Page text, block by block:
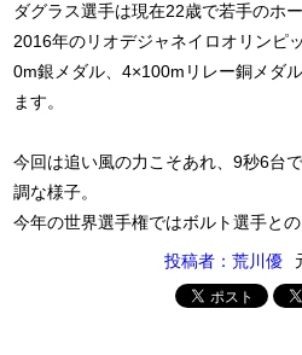
ダグラス選手は現在22歳で若手のホ
2016年のリオデジャネイロオリンピ
0m銀メダル、4×100mリレー銅メダ
ます。
今回は追い風の力こそあれ、9秒6台
調な様子。
今年の世界選手権ではボルト選手と
投稿者：荒川優